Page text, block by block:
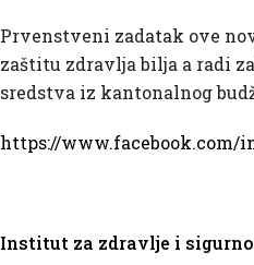
Prvenstveni zadatak ove
zaštitu zdravlja bilja a radi
sredstva iz kantonalnog
https://www.facebook.com/
Institut za zdravlje i